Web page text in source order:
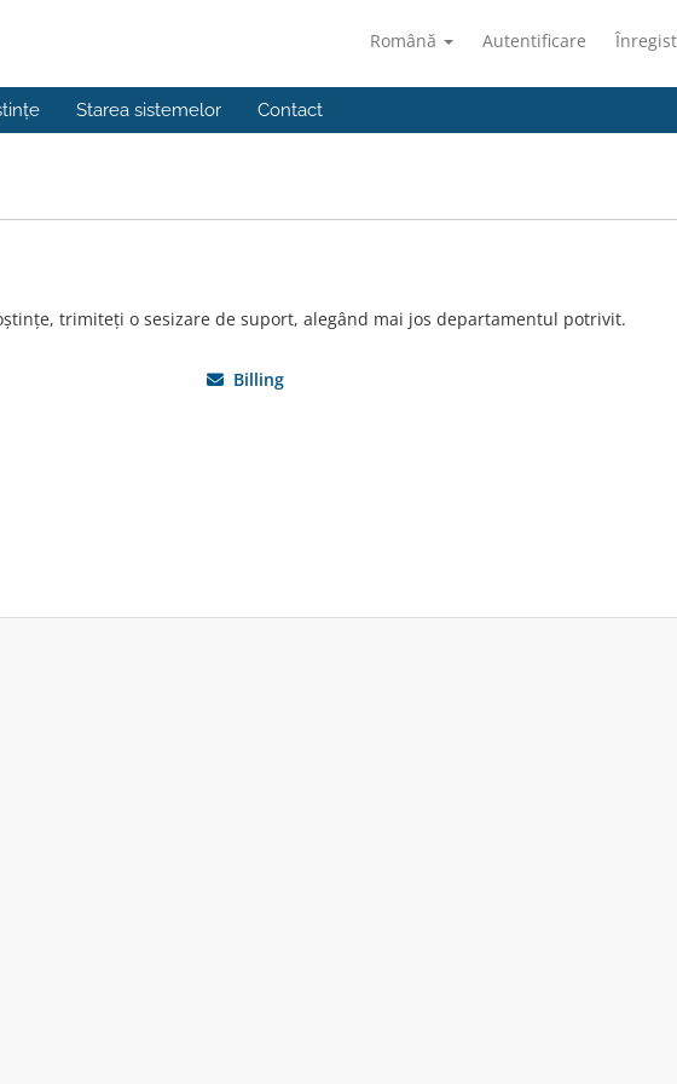
Română Autentificare
Starea sistemelor Contact
trimiteți o sesizare de suport, alegând mai jos departamentul potrivit.
Billing